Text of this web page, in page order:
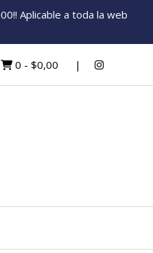
Aplicable a toda la web
0 - $0,00